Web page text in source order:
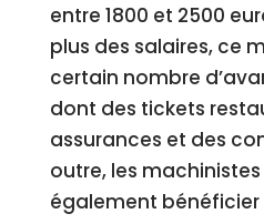
entre 1800 et 2500
plus des salaires, ce
certain nombre
dont des tickets
assurances et des
outre, les
également bénéficier